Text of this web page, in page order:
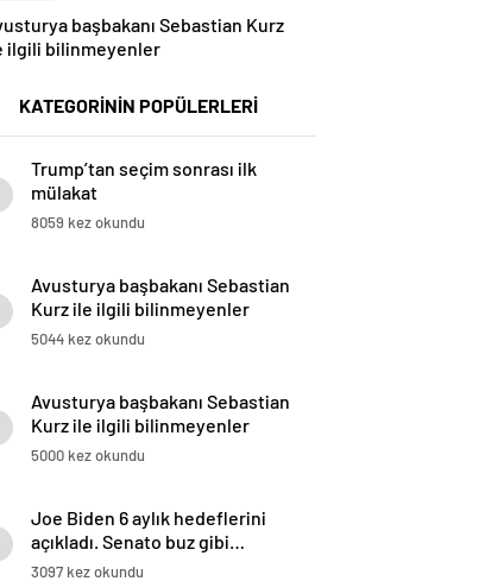
başbakanı Sebastian Kurz
ilgili bilinmeyenler
KATEGORİNİN POPÜLERLERİ
Trump’tan seçim sonrası ilk
mülakat
8059 kez okundu
Avusturya başbakanı Sebastian
Kurz ile ilgili bilinmeyenler
5044 kez okundu
Avusturya başbakanı Sebastian
Kurz ile ilgili bilinmeyenler
5000 kez okundu
Joe Biden 6 aylık hedeflerini
açıkladı. Senato buz gibi…
3097 kez okundu